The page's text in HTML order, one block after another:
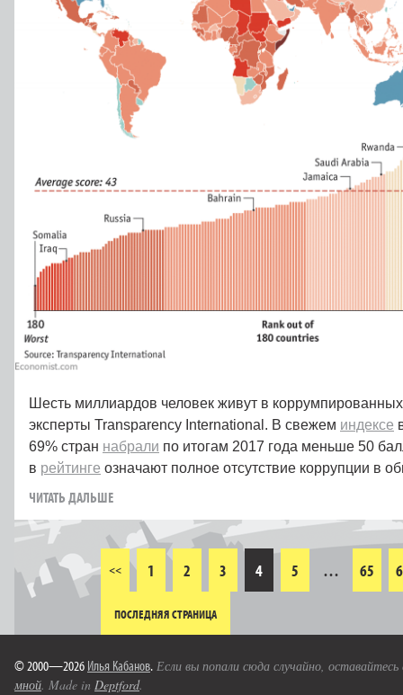
Шесть миллиардов человек живут в
эксперты Transparency International. В свежем индексе
69% стран набрали по итогам 2017 года меньше 50
в рейтинге означают полное отсутствие коррупции в
ЧИТАТЬ ДАЛЬШЕ
<< 1 2 3 4 5 … 65
ПОСЛЕДНЯЯ СТРАНИЦА
© 2000—2026 Илья Кабанов. Если вы попали сюда случайно,
мной. Made in Deptford.